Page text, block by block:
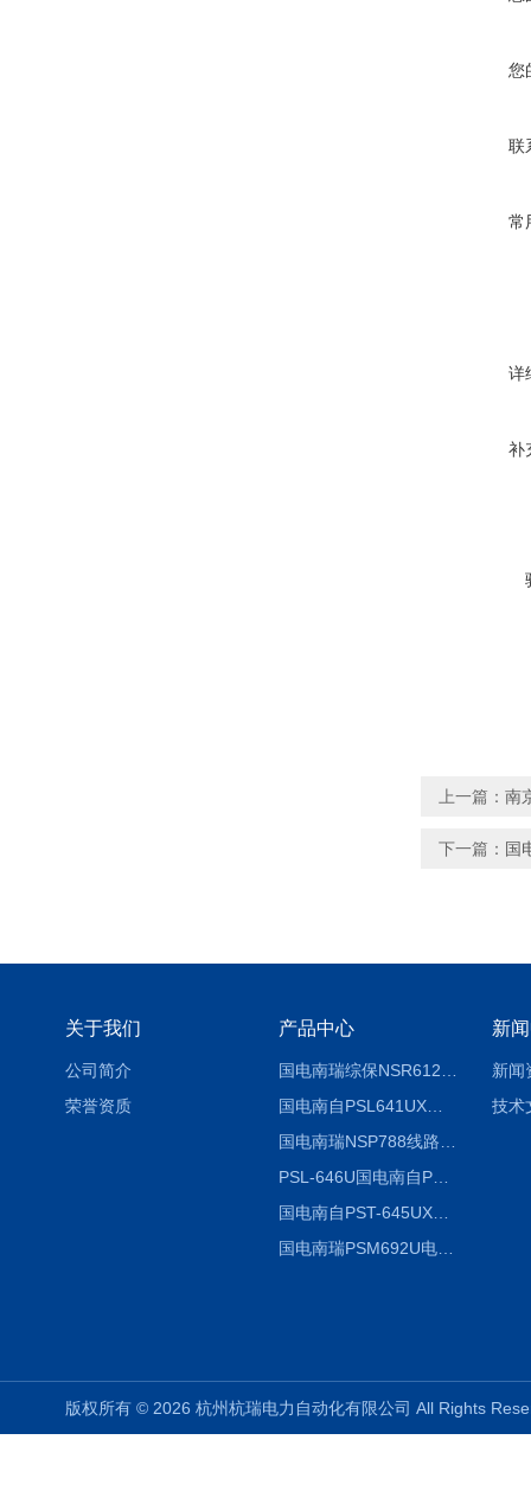
您
联
常
详
补
上一篇： 南
下一篇： 国
关于我们
公司简介
荣誉资质
产品中心
国电南自PSL641UX使用说明书
PSL-646U国电南自PSL646U综合保护装置
国电南自PST-645UX微机综保
国电南瑞PSM692U电动保护装置
新
新闻
技术
版权所有 © 2026 杭州杭瑞电力自动化有限公司 All Rights